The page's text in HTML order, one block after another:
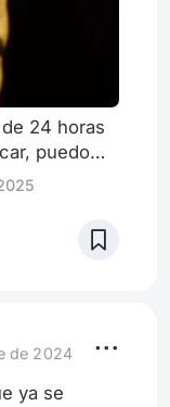
24 horas
puedo
a
Oscar
en las
pas
de 2024
ya se